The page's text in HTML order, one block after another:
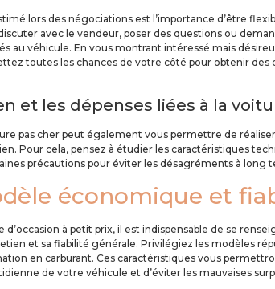
lors des négociations est l’importance d’être
avec le vendeur, poser des questions ou
au véhicule. En vous montrant intéressé mais
toutes les chances de votre côté pour obtenir des
et les dépenses liées à la
pas cher peut également vous permettre de
Pour cela, pensez à étudier les caractéristiques
précautions pour éviter les désagréments à long
économique et
à petit prix, il est indispensable de se
et sa fiabilité générale. Privilégiez les modèles
en carburant. Ces caractéristiques vous
de votre véhicule et d’éviter les mauvaises